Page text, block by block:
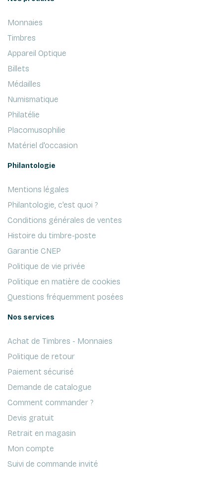
Monnaies
Timbres
Appareil Optique
Billets
Médailles
Numismatique
Philatélie
Placomusophilie
Matériel d'occasion
Philantologie
Mentions légales
Philantologie, c'est quoi ?
Conditions générales de ventes
Histoire du timbre-poste
Garantie CNEP
Politique de vie privée
Politique en matière de cookies
Questions fréquemment posées
Nos services
Achat de Timbres - Monnaies
Politique de retour
Paiement sécurisé
Demande de catalogue
Comment commander ?
Devis gratuit
Retrait en magasin
Mon compte
Suivi de commande invité